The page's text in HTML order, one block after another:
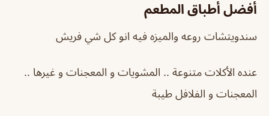
أفضل أطباق المطعم
سندويتشات روعه والميزه فيه انو كل شي فريش
عنده الأكلات متنوعة .. المشويات و المعجنات و غيرها ..
المعجنات و الفلافل طيبة